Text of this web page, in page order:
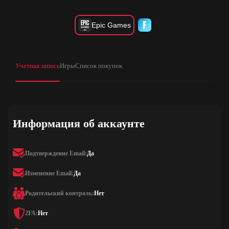
Epic Games
Учетная записьИгрыСписок покупок
Информация об аккаунте
Подтверждение Email:Да
Изменение Email:Да
Родительский контроль:Нет
2FA:Нет